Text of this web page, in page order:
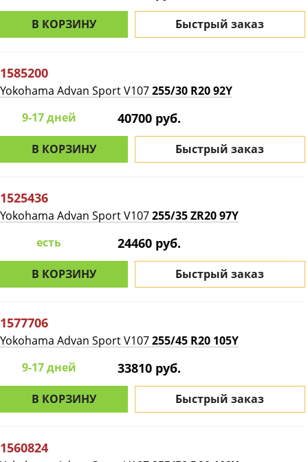
В КОРЗИНУ Быстрый заказ
1585200
Yokohama Advan Sport V107255/30 R20 92Y
9-17 дней
40700 руб.
В КОРЗИНУ Быстрый заказ
1525436
Yokohama Advan Sport V107255/35 ZR20 97Y
есть
24460 руб.
В КОРЗИНУ Быстрый заказ
1577706
Yokohama Advan Sport V107255/45 R20 105Y
9-17 дней
33810 руб.
В КОРЗИНУ Быстрый заказ
1560824